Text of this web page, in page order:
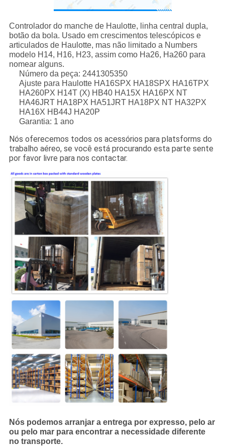
Controlador do manche de Haulotte, linha central dupla,
botão da bola. Usado em crescimentos telescópicos e
articulados de Haulotte, mas não limitado a Numbers
modelo H14, H16, H23, assim como Ha26, Ha260 para
nomear alguns.
Número da peça: 2441305350
Ajuste para Haulotte HA16SPX HA18SPX HA16TPX
HA260PX H14T (X) HB40 HA15X HA16PX NT
HA46JRT HA18PX HA51JRT HA18PX NT HA32PX
HA16X HB44J HA20P
Garantia: 1 ano
Nós oferecemos todos os acessórios para platsforms do
trabalho aéreo, se você está procurando esta parte sente
por favor livre para nos contactar.
Nós podemos arranjar a entrega por expresso, pelo ar
ou pelo mar para encontrar a necessidade diferente
no transporte.